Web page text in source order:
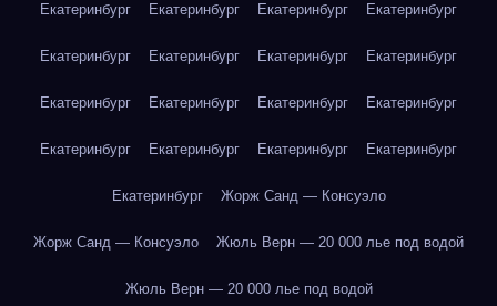
Екатеринбург Екатеринбург Екатеринбург Екатеринбург
Екатеринбург Екатеринбург Екатеринбург Екатеринбург
Екатеринбург Екатеринбург Екатеринбург Екатеринбург
Екатеринбург Екатеринбург Екатеринбург Екатеринбург
Екатеринбург Жорж Санд — Консуэло
Жорж Санд — Консуэло Жюль Верн — 20 000 лье под водой
Жюль Верн — 20 000 лье под водой